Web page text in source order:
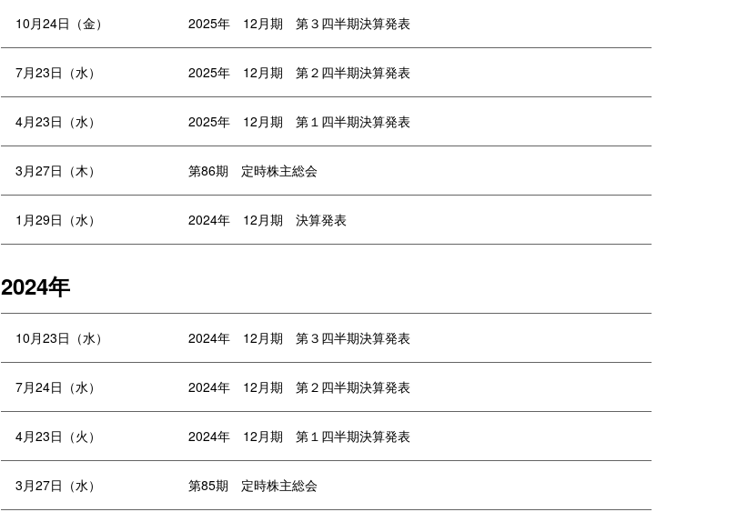
10月24日（金） 2025年 12月期 第３四半期決算発表
7月23日（水） 2025年 12月期 第２四半期決算発表
4月23日（水） 2025年 12月期 第１四半期決算発表
3月27日（木） 第86期 定時株主総会
1月29日（水） 2024年 12月期 決算発表
2024年
10月23日（水） 2024年 12月期 第３四半期決算発表
7月24日（水） 2024年 12月期 第２四半期決算発表
4月23日（火） 2024年 12月期 第１四半期決算発表
3月27日（水） 第85期 定時株主総会